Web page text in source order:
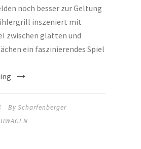
noch besser zur Geltung
inszeniert mit
zwischen glatten und
ein faszinierendes Spiel
By Scharfenberger